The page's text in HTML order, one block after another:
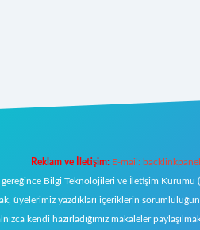
Reklam ve İletişim: E-mail:
Bilgi Teknolojileri ve İletişim Kurumu
üyelerimiz yazdıkları içeriklerin
kendi hazırladığımız makaleler